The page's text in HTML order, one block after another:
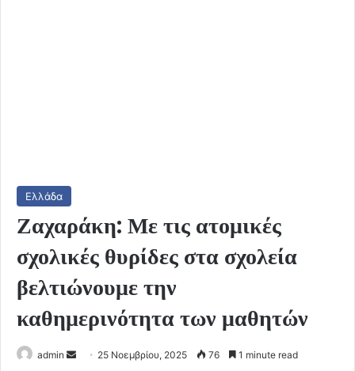
Ελλάδα
Ζαχαράκη: Με τις ατομικές
σχολικές θυρίδες στα σχολεία
βελτιώνουμε την
καθημερινότητα των μαθητών
admin
Send 25 Νοεμβρίου, 2025 76 1 minute read